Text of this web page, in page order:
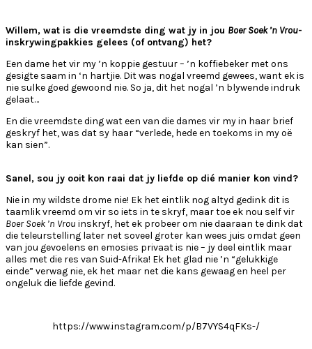
Willem, wat is die vreemdste ding wat jy in jou Boer Soek ’n Vrou-
inskrywingpakkies gelees (of ontvang) het?
Een dame het vir my ’n koppie gestuur – ’n koffiebeker met ons
gesigte saam in ‘n hartjie. Dit was nogal vreemd gewees, want ek is
nie sulke goed gewoond nie. So ja, dit het nogal ’n blywende indruk
gelaat…
En die vreemdste ding wat een van die dames vir my in haar brief
geskryf het, was dat sy haar “verlede, hede en toekoms in my oë
kan sien”.
Sanel, sou jy ooit kon raai dat jy liefde op dié manier kon vind?
Nie in my wildste drome nie! Ek het eintlik nog altyd gedink dit is
taamlik vreemd om vir so iets in te skryf, maar toe ek nou self vir
Boer Soek ’n Vrou inskryf, het ek probeer om nie daaraan te dink dat
die teleurstelling later net soveel groter kan wees juis omdat geen
van jou gevoelens en emosies privaat is nie – jy deel eintlik maar
alles met die res van Suid-Afrika! Ek het glad nie ’n “gelukkige
einde” verwag nie, ek het maar net die kans gewaag en heel per
ongeluk die liefde gevind.
https://www.instagram.com/p/B7VYS4qFKs-/